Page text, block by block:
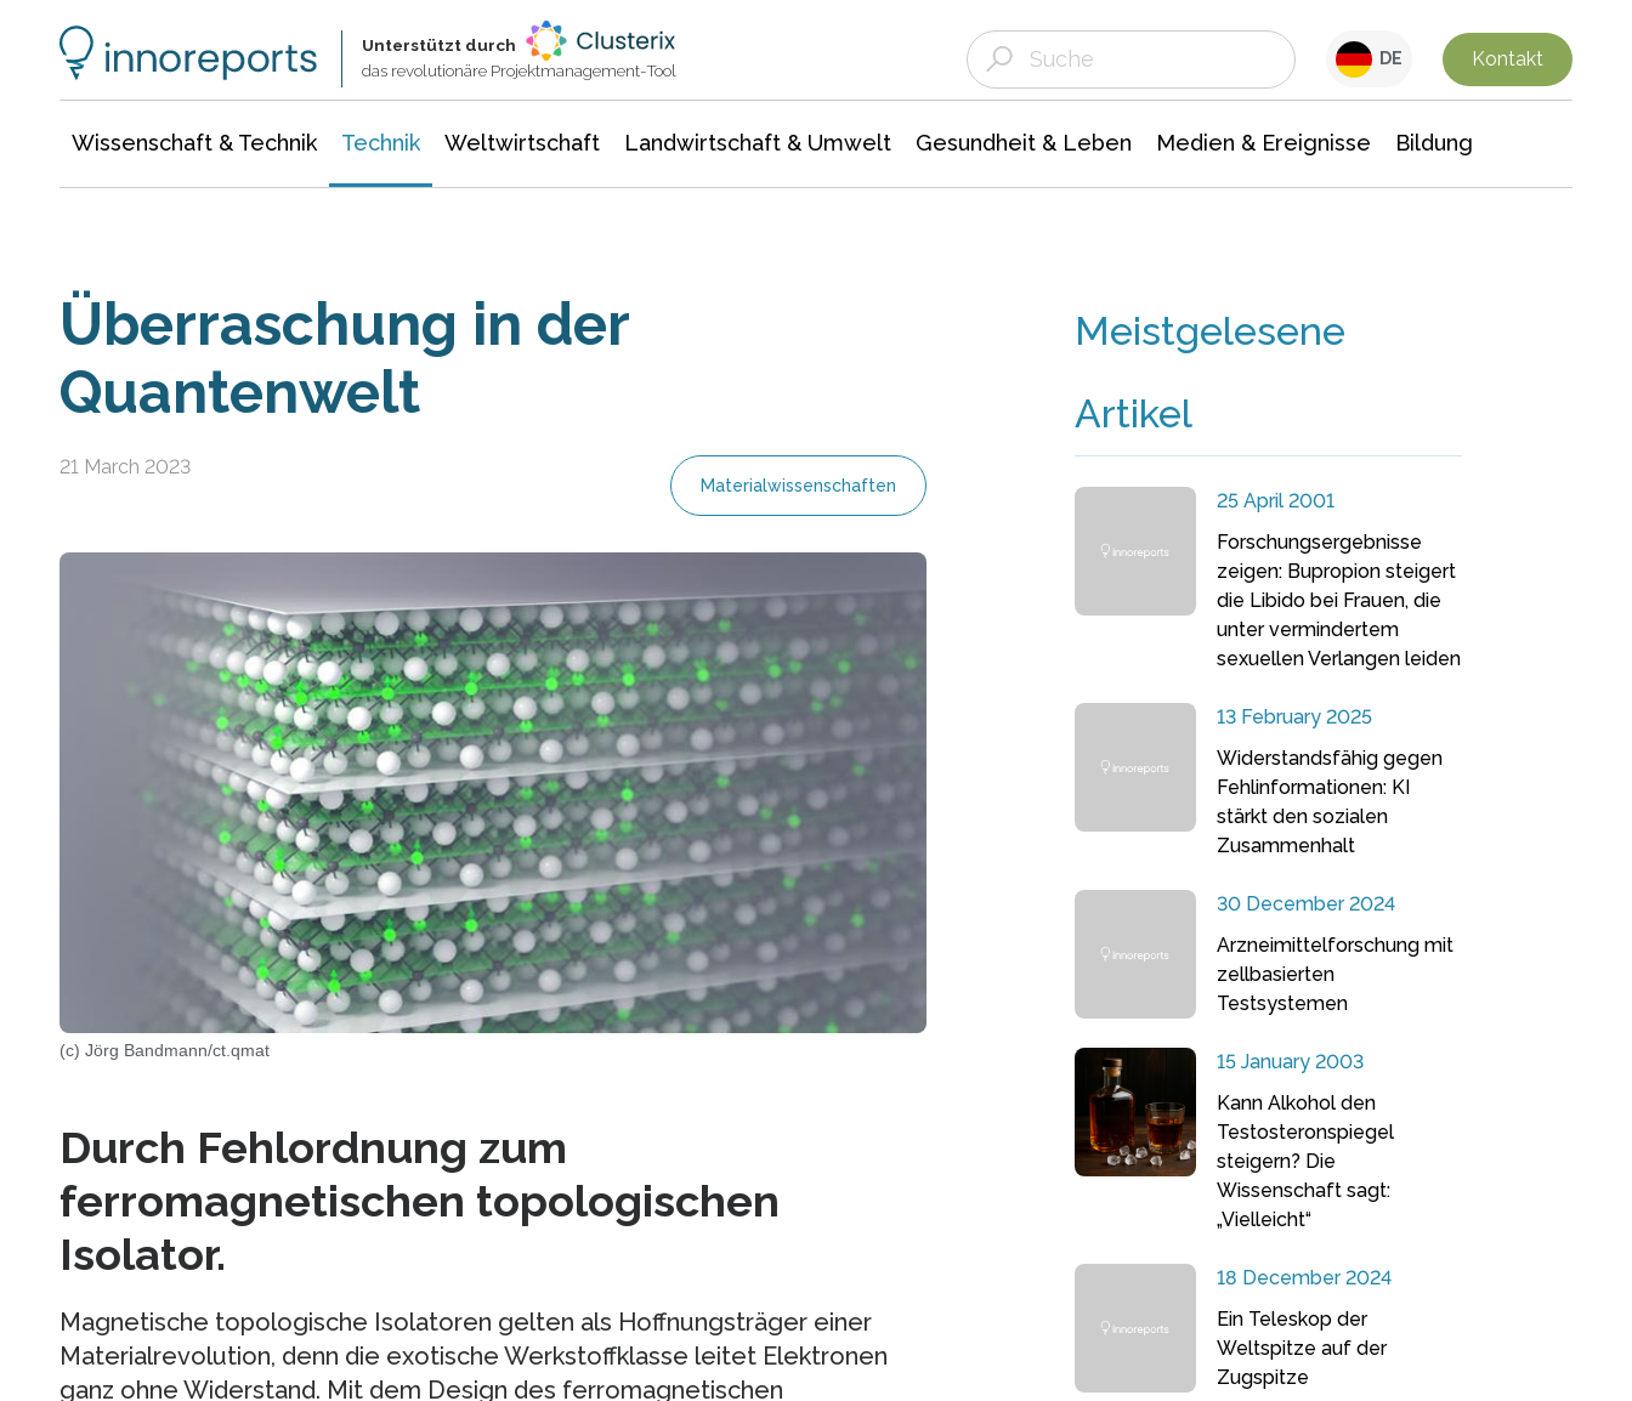
Unterstützt durch
das revolutionäre Projektmanagement-Tool
DE Kontakt
Wissenschaft & Technik Technik Weltwirtschaft Landwirtschaft & Umwelt Gesundheit & Leben Medien & Ereignisse Bildung
Überraschung in der
Quantenwelt
21 March 2023
Materialwissenschaften
(c) Jörg Bandmann/ct.qmat
Durch Fehlordnung zum
ferromagnetischen topologischen
Isolator.
Magnetische topologische Isolatoren gelten als Hoffnungsträger einer
Materialrevolution, denn die exotische Werkstoffklasse leitet Elektronen
ganz ohne Widerstand. Mit dem Design des ferromagnetischen
Meistgelesene
Artikel
25 April 2001
Forschungsergebnisse
zeigen: Bupropion steigert
die Libido bei Frauen, die
unter vermindertem
sexuellen Verlangen leiden
13 February 2025
Widerstandsfähig gegen
Fehlinformationen: KI
stärkt den sozialen
Zusammenhalt
30 December 2024
Arzneimittelforschung mit
zellbasierten
Testsystemen
15 January 2003
Kann Alkohol den
Testosteronspiegel
steigern? Die
Wissenschaft sagt:
„Vielleicht“
18 December 2024
Ein Teleskop der
Weltspitze auf der
Zugspitze